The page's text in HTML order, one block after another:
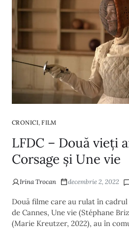
CRONICI,FILM
LFDC – Două vieți
Corsage și Une vie
Irina Trocan decembrie 2, 2022
Două filme care au rulat în
de Cannes, Une vie (Stéphane
(Marie Kreutzer, 2022), au în